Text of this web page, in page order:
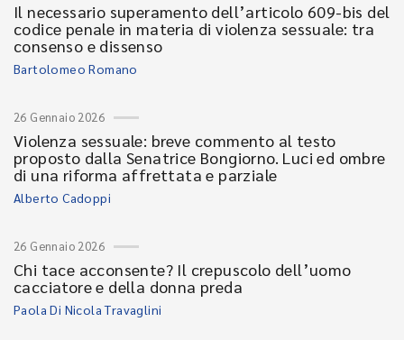
Il necessario superamento dell’articolo 609-bis del
codice penale in materia di violenza sessuale: tra
consenso e dissenso
Bartolomeo Romano
26 Gennaio 2026
Violenza sessuale: breve commento al testo
proposto dalla Senatrice Bongiorno. Luci ed ombre
di una riforma affrettata e parziale
Alberto Cadoppi
26 Gennaio 2026
Chi tace acconsente? Il crepuscolo dell’uomo
cacciatore e della donna preda
Paola Di Nicola Travaglini